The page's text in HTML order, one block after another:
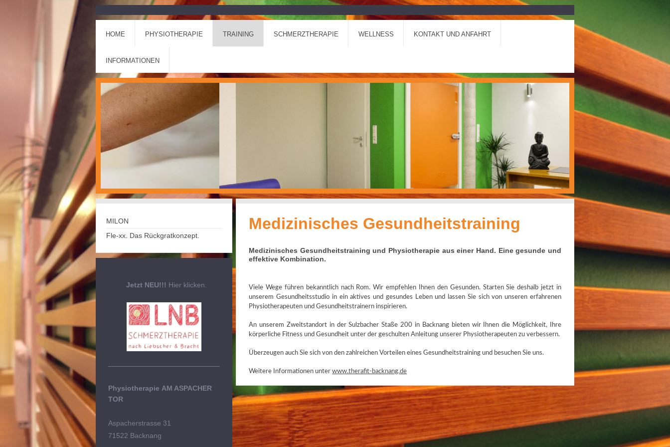
HOME PHYSIOTHERAPIE TRAINING SCHMERZTHERAPIE WELLNESS KONTAKT UND ANFAHRT
INFORMATIONEN
Medizinisches Gesundheitstraining
Medizinisches Gesundheitstraining und Physiotherapie aus einer Hand. Eine gesunde und
effektive Kombination.
Viele Wege führen bekanntlich nach Rom. Wir empfehlen Ihnen den Gesunden. Starten Sie deshalb jetzt in
unserem Gesundheitsstudio in ein aktives und gesundes Leben und lassen Sie sich von unseren erfahrenen
Physiotherapeuten und Gesundheitstrainern inspirieren.
An unserem Zweitstandort in der Sulzbacher Staße 200 in Backnang bieten wir Ihnen die Möglichkeit, Ihre
körperliche Fitness und Gesundheit unter der geschulten Anleitung unserer Physiotherapeuten zu verbessern.
Überzeugen auch Sie sich von den zahlreichen Vorteilen eines Gesundheitstraining und besuchen Sie uns.
Weitere Informationen unterwww.therafit-backnang.de
MILON
Fle-xx. Das Rückgratkonzept.
Jetzt NEU!!! Hier klicken.
Physiotherapie AM ASPACHER
TOR
Aspacherstrasse 31
71522 Backnang